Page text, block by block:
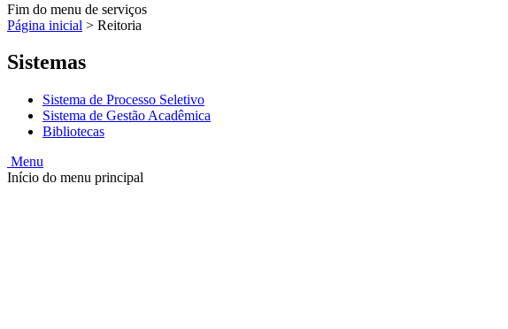
Fim do menu de serviços
Página inicial > Reitoria
Sistemas
Sistema de Processo Seletivo
Sistema de Gestão Acadêmica
Bibliotecas
Menu
Início do menu principal